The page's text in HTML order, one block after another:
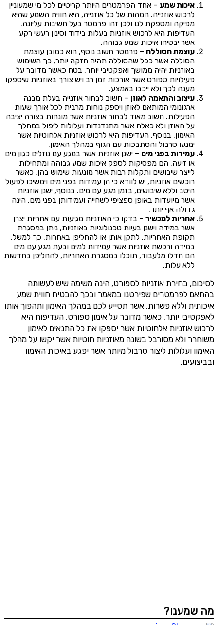
איכות שמע – אחד הפרמטרים היותר קריטיים לכל מי שמעוניין
לרכוש אוזנייה. המהות של כל אוזנייה, היא חווית השמע שהיא
מפיקה ומספקת לנו ולכן זהו פרמטר בעל חשיבות עליונה.
העדיפות היא לרכוש אוזניות בעלות בידוד וסינון רעשי רקע,
אשר יבטיחו איכות שמע גבוהה.
עוצמת הסוללה – פרמטר חשוב נוסף, הוא כמובן עוצמת
הסוללה אשר ככל שהסוללה תהיה חזקה יותר, כך השימוש
באוזניות יהיה ממושך ואפקטיבי יותר, בטח כאשר מדובר על
פעילויות ספורט אשר אורכות זמן רב ויש צורך באוזניות שיספקו
מענה לכך ולא ייכבו באמצע.
עיצוב והתאמה לאוזן – חשוב לבחור אוזנייה בעלת מבנה
ארגונומי המותאם לאוזן ויספק נוחות מרבית לכל אורך שעות
הפעילות. חשוב מאוד לבחור אוזניות אשר מונחות בצורה יציבה
על האוזן ולא כאלה אשר מתנדנדות ועלולות ליפול במהלך
האימון. בנוסף, העדיפות היא לרכוש אוזניות אלחוטיות אשר
ימנעו סרבול והסתבכות עם הגוף במהלך האימון.
עמידות בפני מים – ישנן אוזניות אשר במגע עם נוזלים כגון מים
או זיעה, הם מפסיקות לספק איכות שמע גבוהה ומתחילות
לייצר שיבושים ותקלות רבות אשר מונעות שימוש בהן. כאשר
רוכשים אוזניות, יש לוודא כי הן עמידות בפני מים וימשיכו לפעול
היטב וללא שיבושים, בזמן מגע עם מים. בנוסף, ישנן אוזניות
אשר מיועדות באופן ספציפי לשחייה ועמידותן בפני מים, הינה
גדולה אף יותר.
אחריות למכשיר – בדקו כי האוזניות מגיעות עם אחריות יצרן
אשר במידה וישנן בעיות טכנולוגיות באוזניות, ניתן במסגרת
תקופת האחריות, לתקן אותן או להחליפן באחרות. כך למשל,
במידה ורכשת אוזניות אשר עמידות למים ובעת מגע עם מים
הם חדלו מלעבוד, תוכלו במסגרת האחריות, להחליפן בחדשות
ללא עלות.
לסיכום, בחירת אוזניות לספורט, הינה משימה שיש לעשותה
בהתאם לפרמטרים שפירטנו במאמר ובכך להבטיח חווית שמע
איכותית וללא פשרות, אשר תסייע לכם במהלך האימון ותהפוך אותו
לאפקטיבי יותר. כאשר מדובר על אימון ספורט, העדיפות היא
לרכוש אוזניות אלחוטיות אשר יספקו את כל התנאים לאימון
משוחרר ולא מסורבל בשונה מאוזניות חוטיות אשר יקשו על מהלך
האימון ועלולות ליצור סרבול מיותר אשר יפגע באיכות האימון
ובביצועים.
מה שמענו?